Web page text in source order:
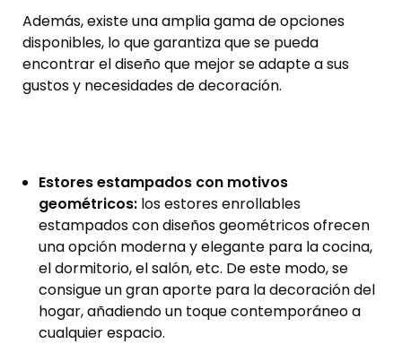
Además, existe una amplia gama de opciones
disponibles, lo que garantiza que se pueda
encontrar el diseño que mejor se adapte a sus
gustos y necesidades de decoración.
Estores estampados con motivos
geométricos: los estores enrollables
estampados con diseños geométricos ofrecen
una opción moderna y elegante para la cocina,
el dormitorio, el salón, etc. De este modo, se
consigue un gran aporte para la decoración del
hogar, añadiendo un toque contemporáneo a
cualquier espacio.